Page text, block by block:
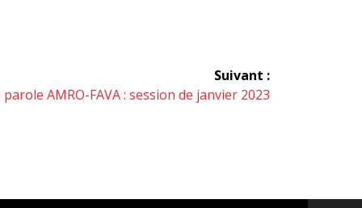
Suivant :
AMRO-FAVA : session de janvier 2023